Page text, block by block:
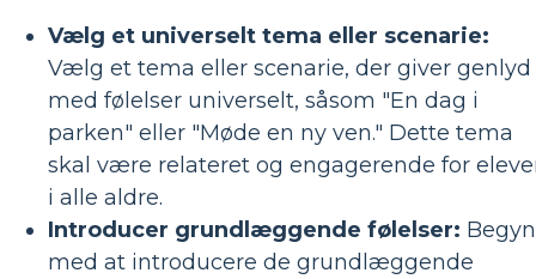
Vælg et universelt tema eller scenarie:
Vælg et tema eller scenarie, der giver genlyd
med følelser universelt, såsom "En dag i
parken" eller "Møde en ny ven." Dette tema
skal være relateret og engagerende for
i alle aldre.
Introducer grundlæggende følelser:
med at introducere de grundlæggende